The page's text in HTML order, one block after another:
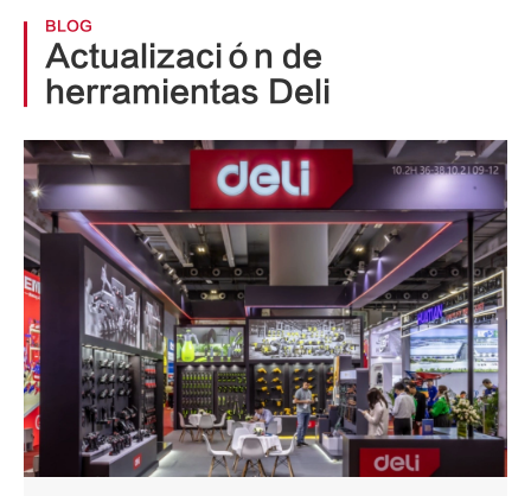
BLOG
Actualización de
herramientas Deli